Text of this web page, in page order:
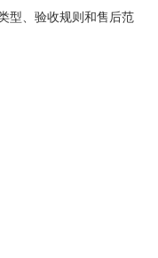
型、验收规则和售后范